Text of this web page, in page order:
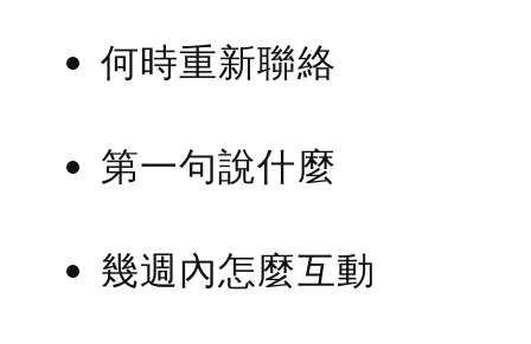
何時重新聯絡
第一句說什麼
幾週內怎麼互動